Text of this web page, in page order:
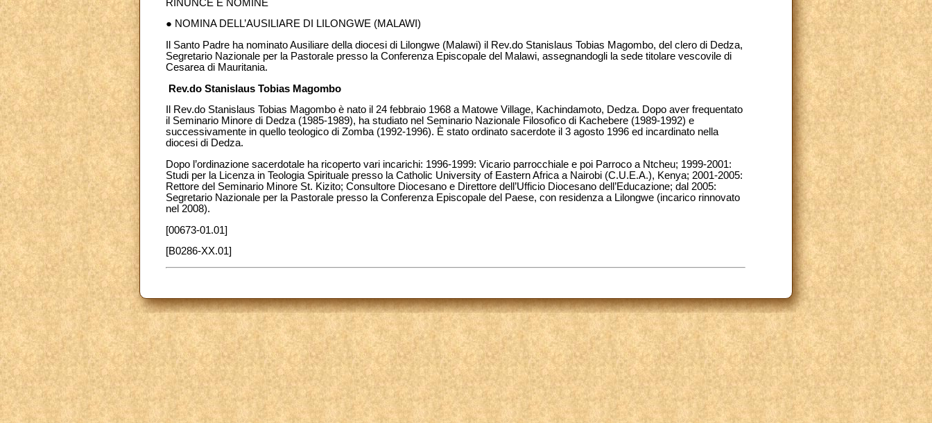
RINUNCE E NOMINE
● NOMINA DELL’AUSILIARE DI LILONGWE (MALAWI)
Il Santo Padre ha nominato Ausiliare della diocesi di Lilongwe (Malawi) il Rev.do Stanislaus Tobias Magombo, del clero di Dedza,
Segretario Nazionale per la Pastorale presso la Conferenza Episcopale del Malawi, assegnandogli la sede titolare vescovile di
Cesarea di Mauritania.
Rev.do Stanislaus Tobias Magombo
Il Rev.do Stanislaus Tobias Magombo è nato il 24 febbraio 1968 a Matowe Village, Kachindamoto, Dedza. Dopo aver frequentato
il Seminario Minore di Dedza (1985-1989), ha studiato nel Seminario Nazionale Filosofico di Kachebere (1989-1992) e
successivamente in quello teologico di Zomba (1992-1996). È stato ordinato sacerdote il 3 agosto 1996 ed incardinato nella
diocesi di Dedza.
Dopo l’ordinazione sacerdotale ha ricoperto vari incarichi: 1996-1999: Vicario parrocchiale e poi Parroco a Ntcheu; 1999-2001:
Studi per la Licenza in Teologia Spirituale presso la Catholic University of Eastern Africa a Nairobi (C.U.E.A.), Kenya; 2001-2005:
Rettore del Seminario Minore St. Kizito; Consultore Diocesano e Direttore dell’Ufficio Diocesano dell’Educazione; dal 2005:
Segretario Nazionale per la Pastorale presso la Conferenza Episcopale del Paese, con residenza a Lilongwe (incarico rinnovato
nel 2008).
[00673-01.01]
[B0286-XX.01]